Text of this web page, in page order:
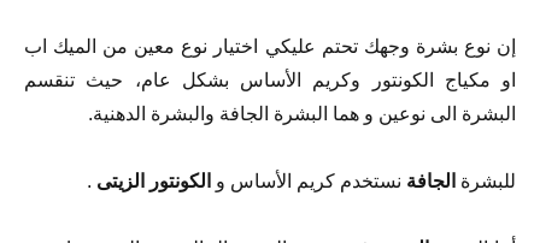
إن نوع بشرة وجهك تحتم عليكي اختيار نوع معين من الميك اب
او مكياج الكونتور وكريم الأساس بشكل عام، حيث تنقسم
البشرة الى نوعين و هما البشرة الجافة والبشرة الدهنية.
للبشرة الجافة نستخدم كريم الأساس و الكونتور الزيتى .